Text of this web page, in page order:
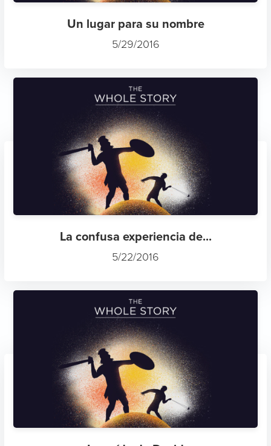
Un lugar para su nombre
5/29/2016
La confusa experiencia de...
5/22/2016